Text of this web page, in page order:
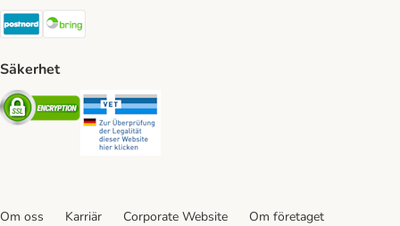
Postnord Shipping Method
Säkerhet
Security
Om oss Karriär Corporate Website
Om företaget